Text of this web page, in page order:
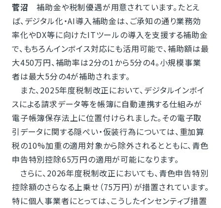
菅沼 補助金や税制優遇が用意されています。たとえ
ば、デジタル化・AI導入補助金は、ご承知の通り業務効
率化やDX等に向けたITツールの導入を支援する補助金
で、もちろんインボイス対応にも活用可能で、補助額は最
大450万円、補助率は2分の1から5分の4。小規模事業
者は最大5分の4が補助されます。
また、2025年度税制改正において、デジタルインボイ
スによる請求データ等を帳簿に自動連携する仕組みが
電子帳簿保存法上に位置付けられました。その電子取
引データに関する隠ぺい・仮装行為については、重加算
税の10%加重の適用対象から除外されるとともに、青色
申告特別控除65万円の適用が可能になります。
さらに、2026年度税制改正においても、青色申告特別
控除額のさらなる上乗せ（75万円）が措置されています。
特に個人事業者にとっては、こうしたインセンティブ措置